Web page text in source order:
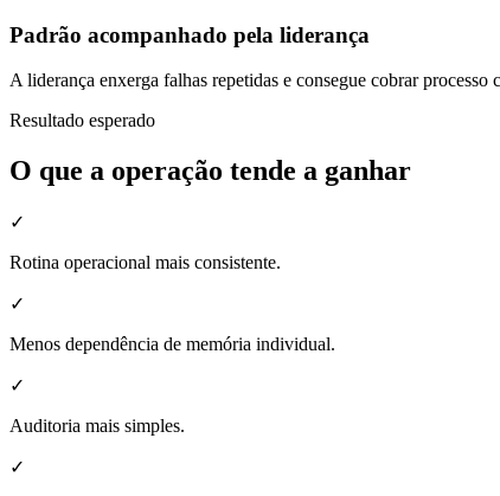
Padrão acompanhado pela liderança
A liderança enxerga falhas repetidas e consegue cobrar processo
Resultado esperado
O que a operação tende a ganhar
✓
Rotina operacional mais consistente.
✓
Menos dependência de memória individual.
✓
Auditoria mais simples.
✓